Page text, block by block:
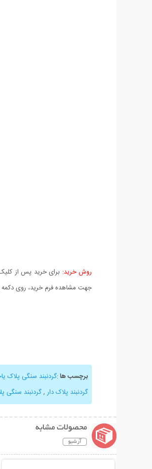
روش خرید: برای خرید پس از
جهت مشاهده فرم خرید، روی دکمه
برچسب ها:گردنبند سنگی پلاک
گردنبند پلاک دار ,گردنبند سنگی
محصولات مشابه
آرشیو